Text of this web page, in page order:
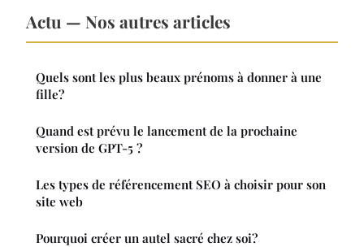
Actu — Nos autres articles
Quels sont les plus beaux prénoms à donner à une
fille?
Quand est prévu le lancement de la prochaine
version de GPT-5 ?
Les types de référencement SEO à choisir pour son
site web
Pourquoi créer un autel sacré chez soi?